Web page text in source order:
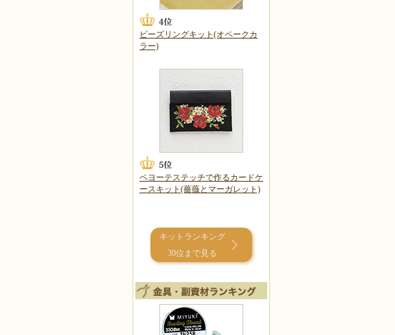
ビーズリングキット(オペークカ
ラー)
ペヨーテステッチで作るカードケ
ースキット(薔薇とマーガレット)
キットランキング
30位まで見る